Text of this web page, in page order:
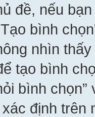
đề, nếu
bình
nhìn
tạo bình
bình
định trên